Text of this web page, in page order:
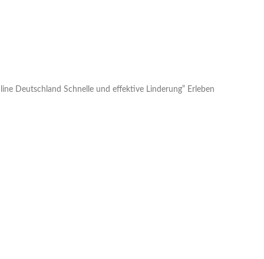
Deutschland Schnelle und effektive Linderung” Erleben